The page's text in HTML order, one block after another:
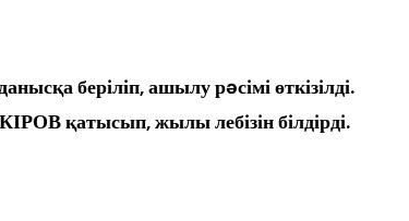
беріліп, ашылу рəсімі өткізілді.
қатысып, жылы лебізін білдірді.